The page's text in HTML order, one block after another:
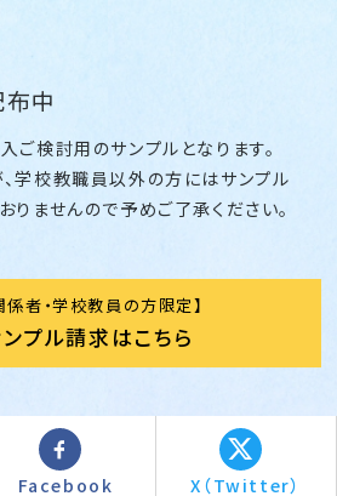
中
ご検討用のサンプルとなります。
学校教職員以外の方にはサンプル
りませんので予めご了承ください。
係者・学校教員の方限定
プル請求はこちら
Facebook X（Twitter）